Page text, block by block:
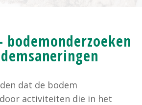
bodemonderzoeken
dat de bodem
activiteiten die in het